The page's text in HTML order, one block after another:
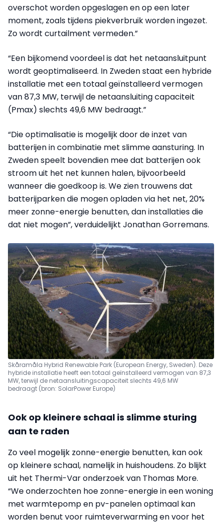
overschot worden opgeslagen en op een later
moment, zoals tijdens piekverbruik worden ingezet.
Zo wordt curtailment vermeden.”
“Een bijkomend voordeel is dat het netaansluitpunt
wordt geoptimaliseerd. In Zweden staat een hybride
installatie met een totaal geïnstalleerd vermogen
van 87,3 MW, terwijl de netaansluiting capaciteit
(Pmax) slechts 49,6 MW bedraagt.”
“Die optimalisatie is mogelijk door de inzet van
batterijen in combinatie met slimme aansturing. In
Zweden speelt bovendien mee dat batterijen ook
stroom uit het net kunnen halen, bijvoorbeeld
wanneer die goedkoop is. We zien trouwens dat
batterijparken die mogen opladen via het net, 20%
meer zonne-energie benutten, dan installaties die
dat niet mogen”, verduidelijkt Jonathan Gorremans.
Skåramåla Hybrid Renewable Park (European Energy, Sweden). Deze
hybride installatie heeft een totaal geïnstalleerd vermogen van 87,3
MW, terwijl de netaansluitingscapaciteit slechts 49,6 MW
bedraagt (bron: SolarPower Europe)
Ook op kleinere schaal is slimme sturing
aan te raden
Zo veel mogelijk zonne-energie benutten, kan ook
op kleinere schaal, namelijk in huishoudens. Zo blijkt
uit het Thermi-Var onderzoek van Thomas More.
“We onderzochten hoe zonne-energie in een woning
met warmtepomp en pv-panelen optimaal kan
worden benut voor ruimteverwarming en voor het